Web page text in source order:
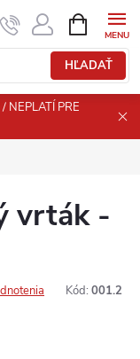
HĽADAŤ
KOŠÍK
NEPLATÍ PRE
vrták -
Kód: 001.2